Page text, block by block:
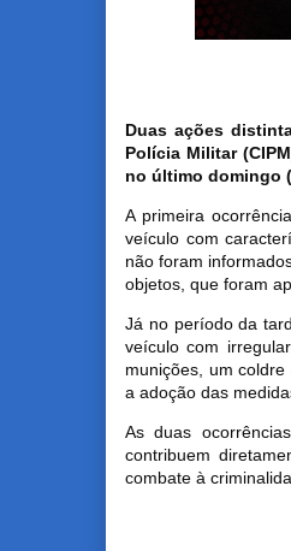
Duas ações
Polícia Militar
no último domingo
A primeira
veículo com
não foram
objetos, que foram
Já no período da
veículo com
munições, um
a adoção das
As duas
contribuem
combate à